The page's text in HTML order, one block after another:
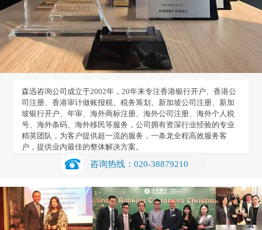
森迅咨询公司成立于2002年，20年来专注香港银行开户、香港公
司注册、香港审计做账报税、税务筹划、新加坡公司注册、新加
坡银行开户、年审、海外商标注册、海外公司注册、海外个人税
号、海外条码、海外移民等服务，公司拥有资深行业经验的专业
精英团队，为客户提供超一流的服务，一条龙全程高效服务客
户，提供业内最佳的整体解决方案。
咨询热线：020-38879210